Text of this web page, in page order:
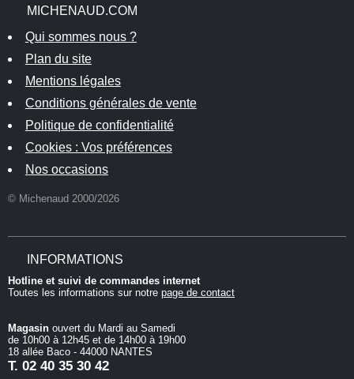
MICHENAUD.COM
Qui sommes nous ?
Plan du site
Mentions légales
Conditions générales de vente
Politique de confidentialité
Cookies : Vos préférences
Nos occasions
© Michenaud 2000/2026
INFORMATIONS
Hotline et suivi de commandes internet
Toutes les informations sur notre page de contact
Magasin ouvert du Mardi au Samedi
de 10h00 à 12h45 et de 14h00 à 19h00
18 allée Baco - 44000 NANTES
T. 02 40 35 30 42